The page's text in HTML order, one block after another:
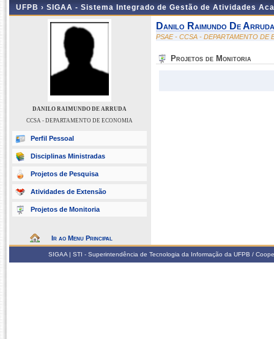
UFPB › SIGAA - Sistema Integrado de Gestão de Atividades
DANILO RAIMUNDO DE ARRUDA
CCSA - DEPARTAMENTO DE ECONOMIA
Perfil Pessoal
Disciplinas Ministradas
Projetos de Pesquisa
Atividades de Extensão
Projetos de Monitoria
Ir ao Menu Principal
Danilo Raimundo De Arruda
PSAE - CCSA - DEPARTAMENTO DE
Projetos de Monitoria
SIGAA | STI - Superintendência de Tecnologia da Informação da UFPB /